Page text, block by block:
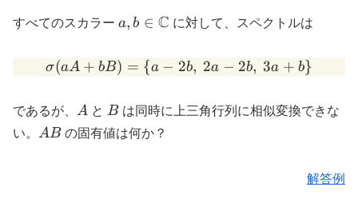
すべてのスカラー a, b \in
a, b ∈ C に対して、スペクトルは
\sigma(aA + bB) = \{ a -
σ(aA + bB) = {a − 2b, 2a − 2b, 3a + b}
であるが、 A
A と B
Bは同時に上三角行列に相似変換できな
い。
AB
ABの固有値は何か？
解答例